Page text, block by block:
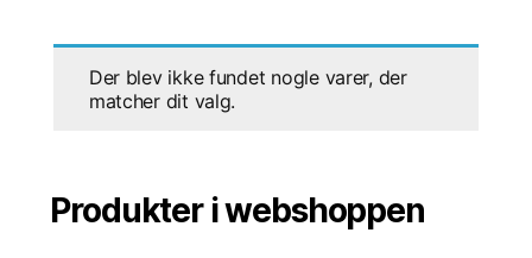
Der blev ikke fundet nogle varer, der
matcher dit valg.
Produkter i webshoppen